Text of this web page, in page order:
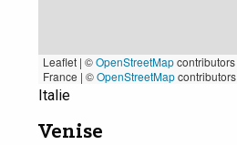
Leaflet | ©OpenStreetMapcontributors
France | ©OpenStreetMapcontributors
Italie
Venise